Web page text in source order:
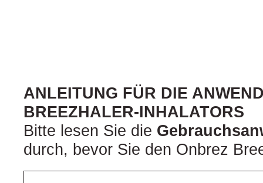
ANLEITUNG FÜR DIE
BREEZHALER-INHALATORS
Bitte lesen Sie die
durch, bevor Sie den Onbrez